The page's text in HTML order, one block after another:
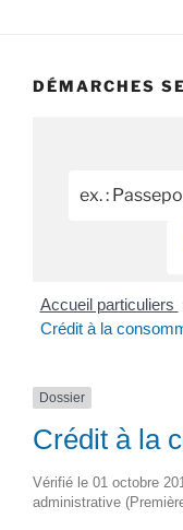
DÉMARCHES
Accueil particuliers
Crédit à la
Dossier
Crédit à la
Vérifié le 01 octobre
administrative